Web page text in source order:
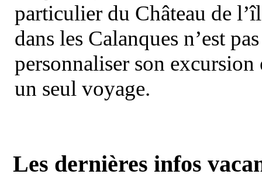
particulier du Château de
dans les Calanques n’est
personnaliser son
un seul voyage.
Les dernières infos